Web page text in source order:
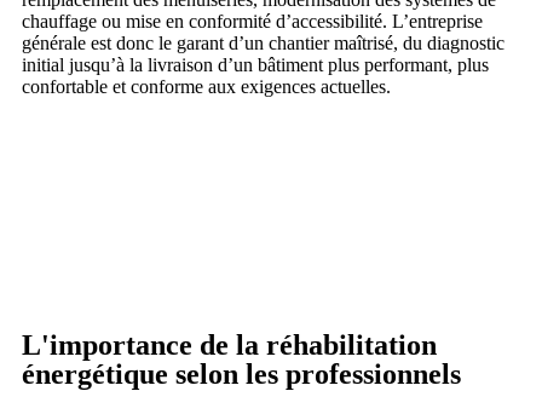
chauffage ou mise en conformité d’accessibilité. L’entreprise
générale est donc le garant d’un chantier maîtrisé, du diagnostic
initial jusqu’à la livraison d’un bâtiment plus performant, plus
confortable et conforme aux exigences actuelles.
L'importance de la réhabilitation
énergétique selon les professionnels